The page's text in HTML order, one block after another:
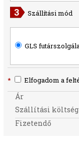
Szállítási mód
GLS
* Elfogadom a
Ár
Szállítási költség
Fizetendő